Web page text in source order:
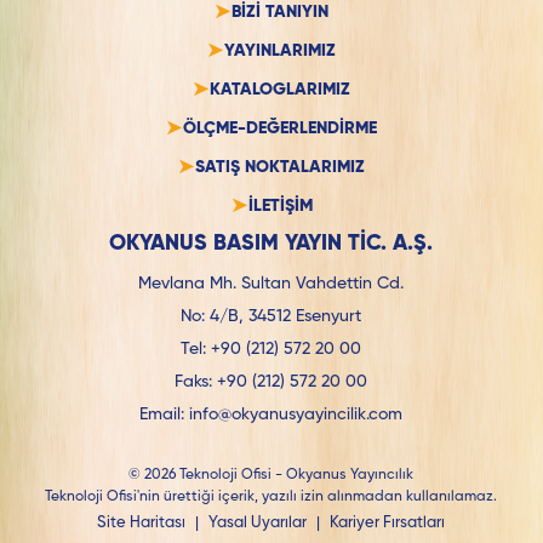
BİZİ TANIYIN
YAYINLARIMIZ
KATALOGLARIMIZ
ÖLÇME-DEĞERLENDİRME
SATIŞ NOKTALARIMIZ
İLETİŞİM
OKYANUS BASIM YAYIN TİC. A.Ş.
Mevlana Mh. Sultan Vahdettin Cd.
No: 4/B, 34512 Esenyurt
Tel:+90 (212) 572 20 00
Faks:+90 (212) 572 20 00
Email: info@okyanusyayincilik.com
© 2026 Teknoloji Ofisi - Okyanus Yayıncılık
Teknoloji Ofisi'nin ürettiği içerik, yazılı izin alınmadan kullanılamaz.
Site Haritası Yasal Uyarılar Kariyer Fırsatları